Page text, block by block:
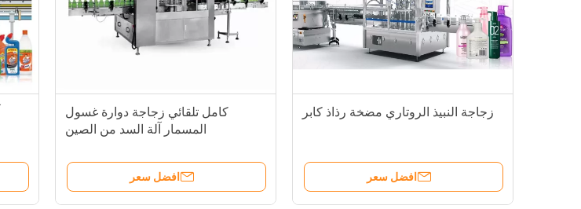
كامل تلقائي زجاجة دوارة غسول
المسمار آلة السد من الصين
افضل سعر
زجاجة النبيذ الروتاري مضخة رذاذ كابر
افضل سعر